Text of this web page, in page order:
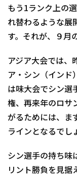
もう1ランク上の
れ替わるような展
す。それが、９月
アジア大会では、
ア・シン（インド
は味大会でシン選
権、再来年のロサ
がるためには、ま
ラインとなるでし
シン選手の持ち味
リント勝負を見据